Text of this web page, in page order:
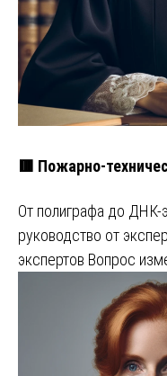
🟥 Пожарно-
От полиграфа до
руководство от
экспертов Вопрос